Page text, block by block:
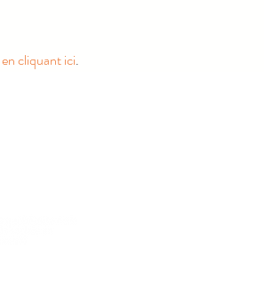
en cliquant ici.